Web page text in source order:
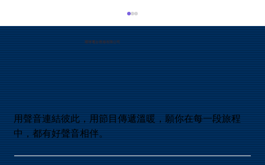
聖經舊約的確有記載神後悔一些所作的事，最早
是創世記六6記載神後悔造人在地上，曾經在培
靈會講道會中聽過引用撒母耳記下廿四章提及大
衛數點人口以後自責，向神禱告說犯了大罪，耶
和華降瘟疫與以色列人後，耶和華後悔了： 和合
本是這樣記載的：天使向 耶路撒冷 伸手要滅城
的時候，耶和華 後悔 ，就不降這災了，吩咐滅
民的天使說： 「夠了！住手吧！」 那時耶和華
的使者在耶布斯人 亞勞拿的禾場那裏。（撒母耳
環球電台香港有限公司
用聲音連結彼此，用節目傳遞溫暖，願你在每一段旅程
中，都有好聲音相伴。